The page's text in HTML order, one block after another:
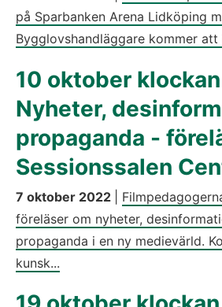
på Sparbanken Arena Lidköping
Bygglovshandläggare kommer att
10 oktober
Nyheter,
propaganda -
Sessionssalen
7 oktober 2022
föreläser om nyheter,
propaganda i en ny medievärld.
kunsk...